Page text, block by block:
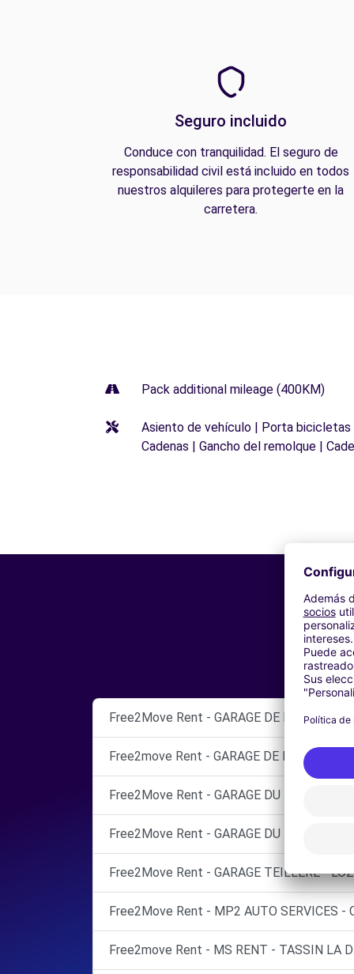
Seguro incluido
Conduce con tranquilidad. El seguro de
responsabilidad civil está incluido en todos
nuestros alquileres para protegerte en la
carretera.
Pack additional mileage (400KM)
Asiento de vehículo | Porta bicicletas
Cadenas | Gancho del remolque |
Free2Move Rent - GARAGE DE L'EUROPE -
Free2move Rent - GARAGE DE LA DEMI
Free2Move Rent - GARAGE DU MERIDIEN
Free2Move Rent - GARAGE DU MERIDIEN -
Free2Move Rent - GARAGE TEILLERE -
Free2Move Rent - MP2 AUTO SERVICES -
Free2move Rent - MS RENT - TASSIN LA